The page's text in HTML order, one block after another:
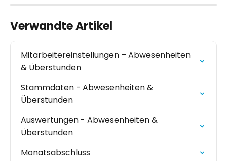
Verwandte Artikel
Mitarbeitereinstellungen – Abwesenheiten
& Überstunden
Stammdaten - Abwesenheiten &
Überstunden
Auswertungen - Abwesenheiten &
Überstunden
Monatsabschluss